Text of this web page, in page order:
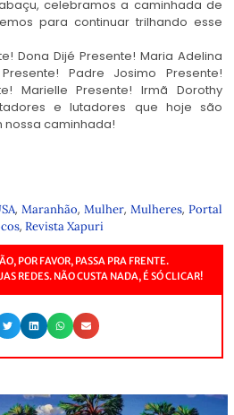
celebramos a caminhada de
para continuar trilhando esse
Dona Dijé Presente! Maria Adelina
Padre Josimo Presente!
Marielle Presente! Irmã Dorothy
e lutadores que hoje são
nossa caminhada!
, Maranhão, Mulher, Mulheres, Portal
, Revista Xapuri
POR FAVOR, PASSA PRA FRENTE.
REDES. NÃO CUSTA NADA, É SÓ CLICAR!